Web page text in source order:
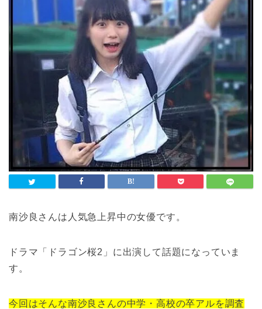
南沙良さんは人気急上昇中の女優です。
ドラマ「ドラゴン桜2」に出演して話題になっていま
す。
今回はそんな南沙良さんの中学・高校の卒アルを調査